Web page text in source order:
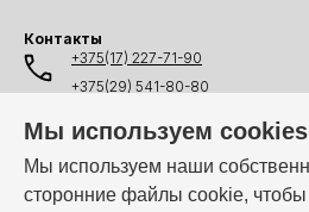
Мы используем cookies
Мы используем наши
сторонние файлы cookie,
Контакты
+375(17) 227-71-90
+375(29) 541-80-80
+375(44) 541-80-80
info@i-ven.by